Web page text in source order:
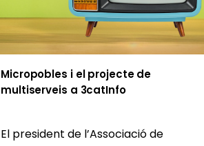
Micropobles i el projecte de
multiserveis a 3catInfo
El president de l’Associació de